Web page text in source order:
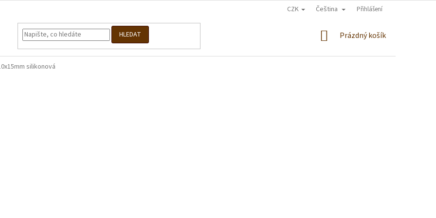
CZK Čeština Přihlášení
HLEDAT
NÁKUPNÍ
Prázdný košík
silikonová